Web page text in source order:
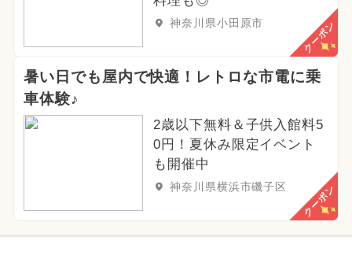
神奈川県小田原市 クーポン
暑い日でも屋内で快適！レトロな市電に乗
車体験♪
2歳以下無料＆子供入館料5
0円！夏休み限定イベント
も開催中
神奈川県横浜市磯子区 クーポン